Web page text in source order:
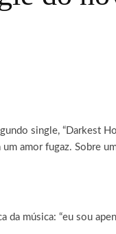
single, “Darkest
amor fugaz. Sobre
da música: “eu sou